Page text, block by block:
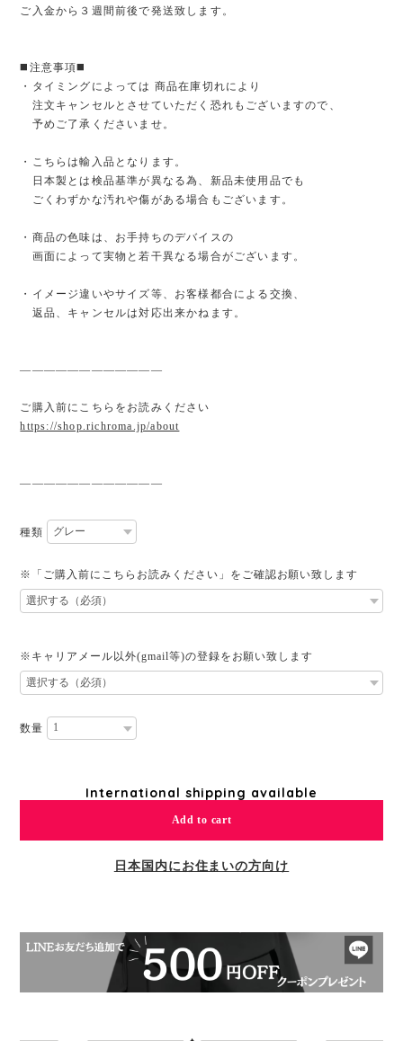
ご入金から３週間前後で発送致します。
◼️注意事項◼️
・タイミングによっては 商品在庫切れにより
注文キャンセルとさせていただく恐れもございますので、
予めご了承くださいませ。
・こちらは輸入品となります。
日本製とは検品基準が異なる為、新品未使用品でも
ごくわずかな汚れや傷がある場合もございます。
・商品の色味は、お手持ちのデバイスの
画面によって実物と若干異なる場合がございます。
・イメージ違いやサイズ等、お客様都合による交換、
返品、キャンセルは対応出来かねます。
————————————
ご購入前にこちらをお読みください
https://shop.richroma.jp/about
————————————
種類
※「ご購入前にこちらお読みください」をご確認お願い致します
※キャリアメール以外(gmail等)の登録をお願い致します
数量
International shipping available
Add to cart
日本国内にお住まいの方向け